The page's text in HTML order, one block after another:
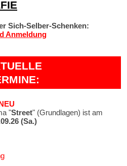
Sich-Selber-Schenken:
Anmeldung
NEU
"Street" (Grundlagen) ist am
(Sa.)